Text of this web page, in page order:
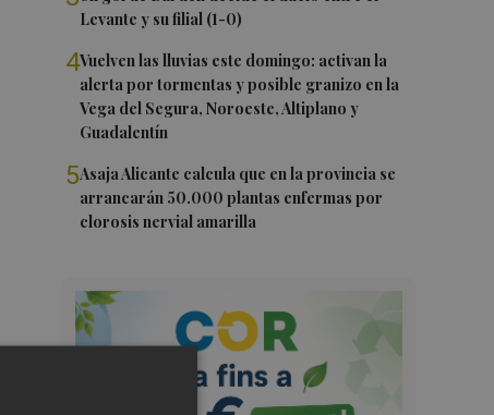
Levante y su filial (1-0)
4Vuelven las lluvias este domingo: activan la
alerta por tormentas y posible granizo en la
Vega del Segura, Noroeste, Altiplano y
Guadalentín
5Asaja Alicante calcula que en la provincia se
arrancarán 50.000 plantas enfermas por
clorosis nervial amarilla